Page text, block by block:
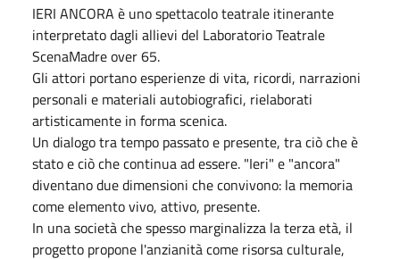
IERI ANCORA è uno spettacolo teatrale itinerante
interpretato dagli allievi del Laboratorio Teatrale
ScenaMadre over 65.
Gli attori portano esperienze di vita, ricordi, narrazioni
personali e materiali autobiografici, rielaborati
artisticamente in forma scenica.
Un dialogo tra tempo passato e presente, tra ciò che è
stato e ciò che continua ad essere. "Ieri" e "ancora"
diventano due dimensioni che convivono: la memoria
come elemento vivo, attivo, presente.
In una società che spesso marginalizza la terza età, il
progetto propone l'anzianità come risorsa culturale,